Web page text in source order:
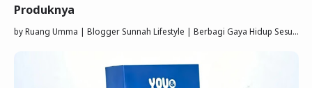
Produknya
byRuang Umma | Blogger Sunnah Lifestyle | Berbagi Gaya Hidup Sesuai Quran Sunnah